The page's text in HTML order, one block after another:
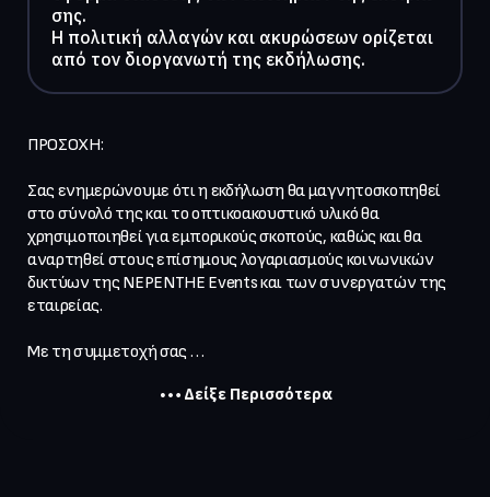
σης.
Η πολιτική αλλαγών και ακυρώσεων ορίζεται
από τον διοργανωτή της εκδήλωσης.
ΠΡΟΣΟΧΗ:
Σας ενημερώνουμε ότι η εκδήλωση θα μαγνητοσκοπηθεί
στο σύνολό της και το οπτικοακουστικό υλικό θα
χρησιμοποιηθεί για εμπορικούς σκοπούς, καθώς και θα
αναρτηθεί στους επίσημους λογαριασμούς κοινωνικών
δικτύων της NEPENTHE Events και των συνεργατών της
εταιρείας.
Με τη συμμετοχή σας . . .
Δείξε Περισσότερα